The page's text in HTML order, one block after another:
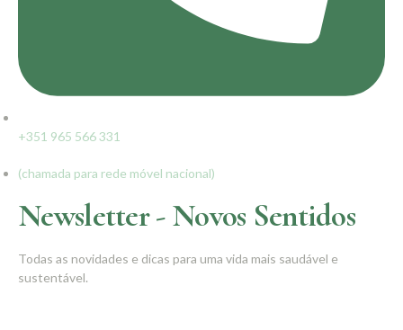
+351 965 566 331
(chamada para rede móvel nacional)
Newsletter - Novos Sentidos
Todas as novidades e dicas para uma vida mais saudável e
sustentável.